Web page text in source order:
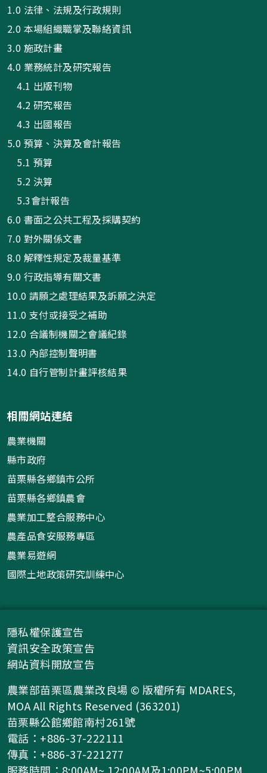
1.0 法律、法規及行政規則
2.0 本場組織職掌及聯絡資訊
3.0 施政計畫
4.0 業務統計及研究報告
4.1 出版刊物
4.2 研究報告
4.3 出國報告
5.0 預算、決算及會計報告
5.1 預算
5.2 決算
5.3會計報告
6.0 書面之公共工程及採購契約
7.0 對外關係文書
8.0 解釋性規定及裁量基準
9.0 行政指導有關文書
10.0 請願之處理結果及訴願之決定
11.0 支付或接受之補助
12.0 合議制機關之會議紀錄
13.0 內部控制聲明書
14.0 自行管制計畫評核結果
相關網站連結
農業機關
縣市政府
苗栗縣各鄉鎮市公所
苗栗縣各鄉鎮農會
農業加工整合服務中心
農產品食安服務專區
農業易遊網
國際土地政策研究訓練中心
隱私權保護宣告
資訊安全政策宣告
網站資料開放宣告
農業部苗栗區農業改良場 © 版權所有 MDARES,
MOA All Rights Reserved (363201)
苗栗縣公館鄉館南村261號
電話：+886-37-222111
傳真：+886-37-221277